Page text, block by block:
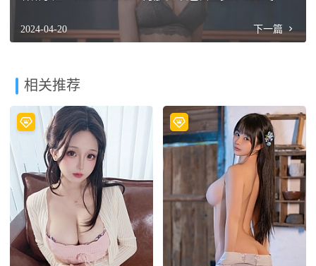
2024-04-20 下一篇
相关推荐